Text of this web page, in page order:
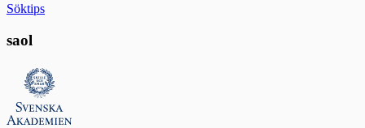
Söktips
saol